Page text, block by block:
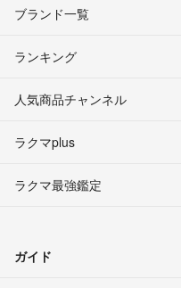
ブランド一覧
ランキング
人気商品チャンネル
ラクマplus
ラクマ最強鑑定
ガイド